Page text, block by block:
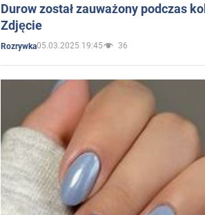
Durow został zauważony podczas
Zdjęcie
Rozrywka05.03.2025 19:45 36